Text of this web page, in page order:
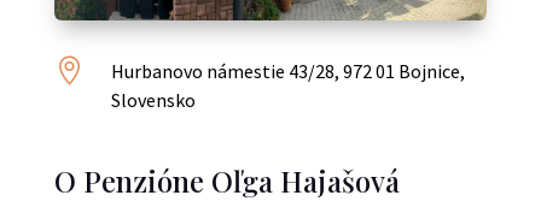

Hurbanovo námestie 43/28, 972 01 Bojnice,
Slovensko
O Penzióne Oľga Hajašová